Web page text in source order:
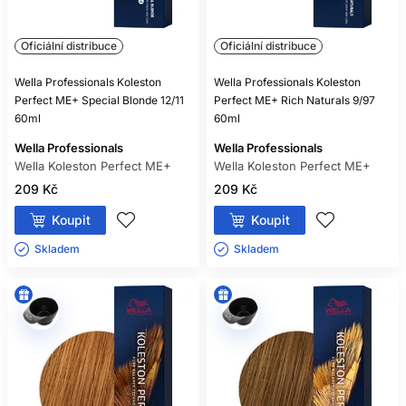
ZÁKAZNÍKŮ
JE KOLESTON PERFECT
PERMANENTNÍ BARVA?
Ano. Jedná se o profesionální oxidační systém, který se
JAKÝ JE BĚŽNÝ MÍCHACÍ
POMĚR?
Běžné odstíny se obvykle míchají 1 : 1, Special Blonde 1 : 2.
Vždy zkontrolujte návod konkrétní skupiny.
Při správné formulaci může poskytnout vysoké krytí. Podle
procenta šedin se přidává vhodný přirozený odstín.
ZNAMENÁ ME+, ŽE BARVA
NEMŮŽE VYVOLAT ALERGII?
Oficiální distribuce
Wella Professionals Koleston
Perfect ME+ Special Blonde 12/11
60ml
Wella Professionals
Wella Koleston Perfect ME+
209 Kč
Koupit
Skladem ㅤ
Oficiální distribuce
Wella Professionals Koleston
Perfect ME+ Rich Naturals 9/97
60ml
Wella Professionals
Wella Koleston Perfect ME+
209 Kč
Koupit
Skladem ㅤ